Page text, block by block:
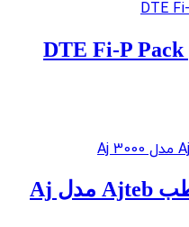
اولتراسونیک کلینر عاج طب Ajteb مدل Aj